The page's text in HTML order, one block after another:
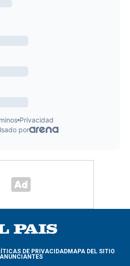
DE PRIVACIDADMAPA DEL SITIO
ANUNCIANTES